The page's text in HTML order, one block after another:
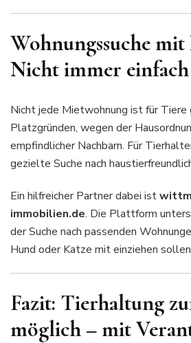
Wohnungssuche
Nicht immer einfach
Nicht jede Mietwohnung ist für Tiere
Platzgründen, wegen der
empfindlicher Nachbarn. Für
gezielte Suche nach
Ein hilfreicher Partner dabei ist
immobilien.de. Die Plattform
der Suche nach passenden
Hund oder Katze mit einziehen
Fazit: Tierhaltung
möglich – mit